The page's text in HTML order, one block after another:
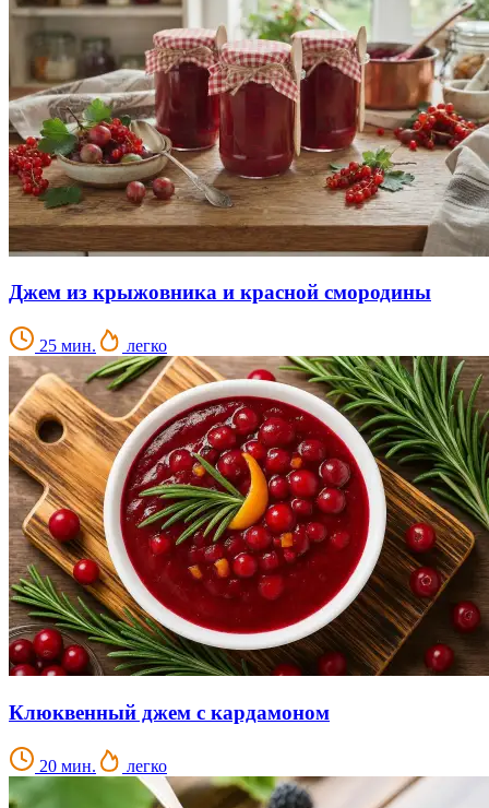
Джем из крыжовника и красной смородины
25 мин. легко
Клюквенный джем с кардамоном
20 мин. легко